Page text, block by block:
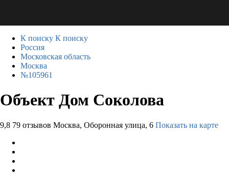
К поиску К поиску
Россия
Московская область
Москва
№105961
Объект Дом Соколова
9,8 79 отзывов Москва, Оборонная улица, 6 Показать на карте